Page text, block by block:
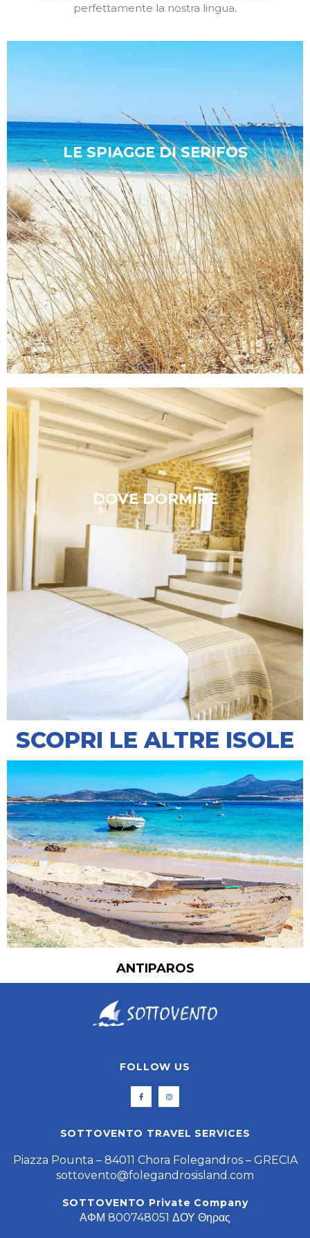
perfettamente la nostra lingua.
LE SPIAGGE DI SERIFOS
A zonzo per l' isola
Scopri di piú
DOVE DORMIRE
Le migliori strutture
Scopri di piú
SCOPRI LE ALTRE ISOLE
ANTIPAROS
FOLLOW US
SOTTOVENTO TRAVEL SERVICES
Piazza Pounta – 84011 Chora Folegandros – GRECIA
sottovento@folegandrosisland.com
SOTTOVENTO Private Company
ΑΦΜ 800748051 ΔΟΥ Θηρας